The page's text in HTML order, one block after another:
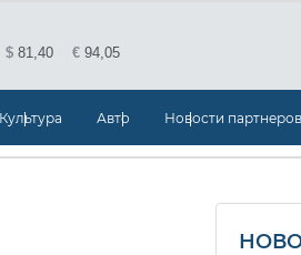
Культура Авто Новости партнеров